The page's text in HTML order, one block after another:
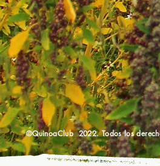
©QuinoaClub 2022. Todos los